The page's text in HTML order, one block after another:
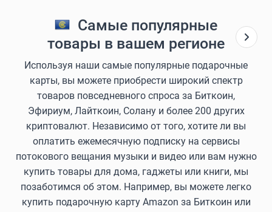
Самые популярные
товары в вашем регионе
Используя наши самые популярные подарочные
карты, вы можете приобрести широкий спектр
товаров повседневного спроса за Биткоин,
Эфириум, Лайткоин, Солану и более 200 других
криптовалют. Независимо от того, хотите ли вы
оплатить ежемесячную подписку на сервисы
потокового вещания музыки и видео или вам нужно
купить товары для дома, гаджеты или книги, мы
позаботимся об этом. Например, вы можете легко
купить подарочную карту Amazon за Биткоин или